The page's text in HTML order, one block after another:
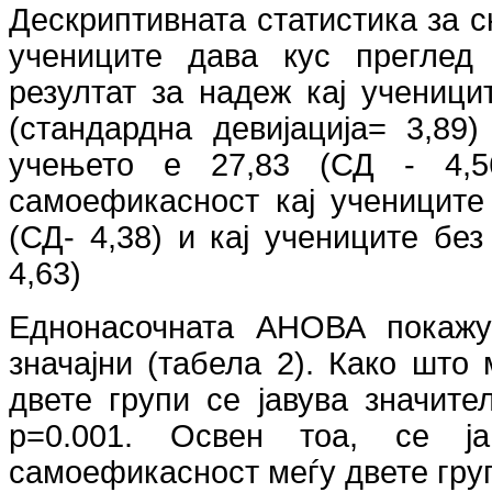
Дескриптивната статистика
учениците дава кус
резултат за надеж кај
(стандардна девијација=
учењето е 27,83 (СД -
самоефикасност кај
(СД- 4,38) и кај учениците
4,63)
Еднонасочната АНОВА
значајни (табела 2). Како
двете групи се јавува
p=0.001. Освен тоа, се
самоефикасност меѓу двете